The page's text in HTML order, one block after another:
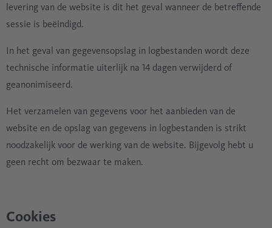
levering van de website is dit het geval wanneer de betreffende
sessie is beëindigd.
In het geval van gegevensopslag in logbestanden wordt deze
technische informatie uiterlijk na 14 dagen verwijderd of
geanonimiseerd.
Het verzamelen van gegevens voor het aanbieden van de
website en de opslag van gegevens in logbestanden is strikt
noodzakelijk voor de werking van de website. Bijgevolg hebt u
geen recht om bezwaar te maken.
Cookies